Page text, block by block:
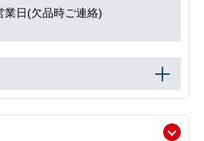
業日(欠品時ご連絡)